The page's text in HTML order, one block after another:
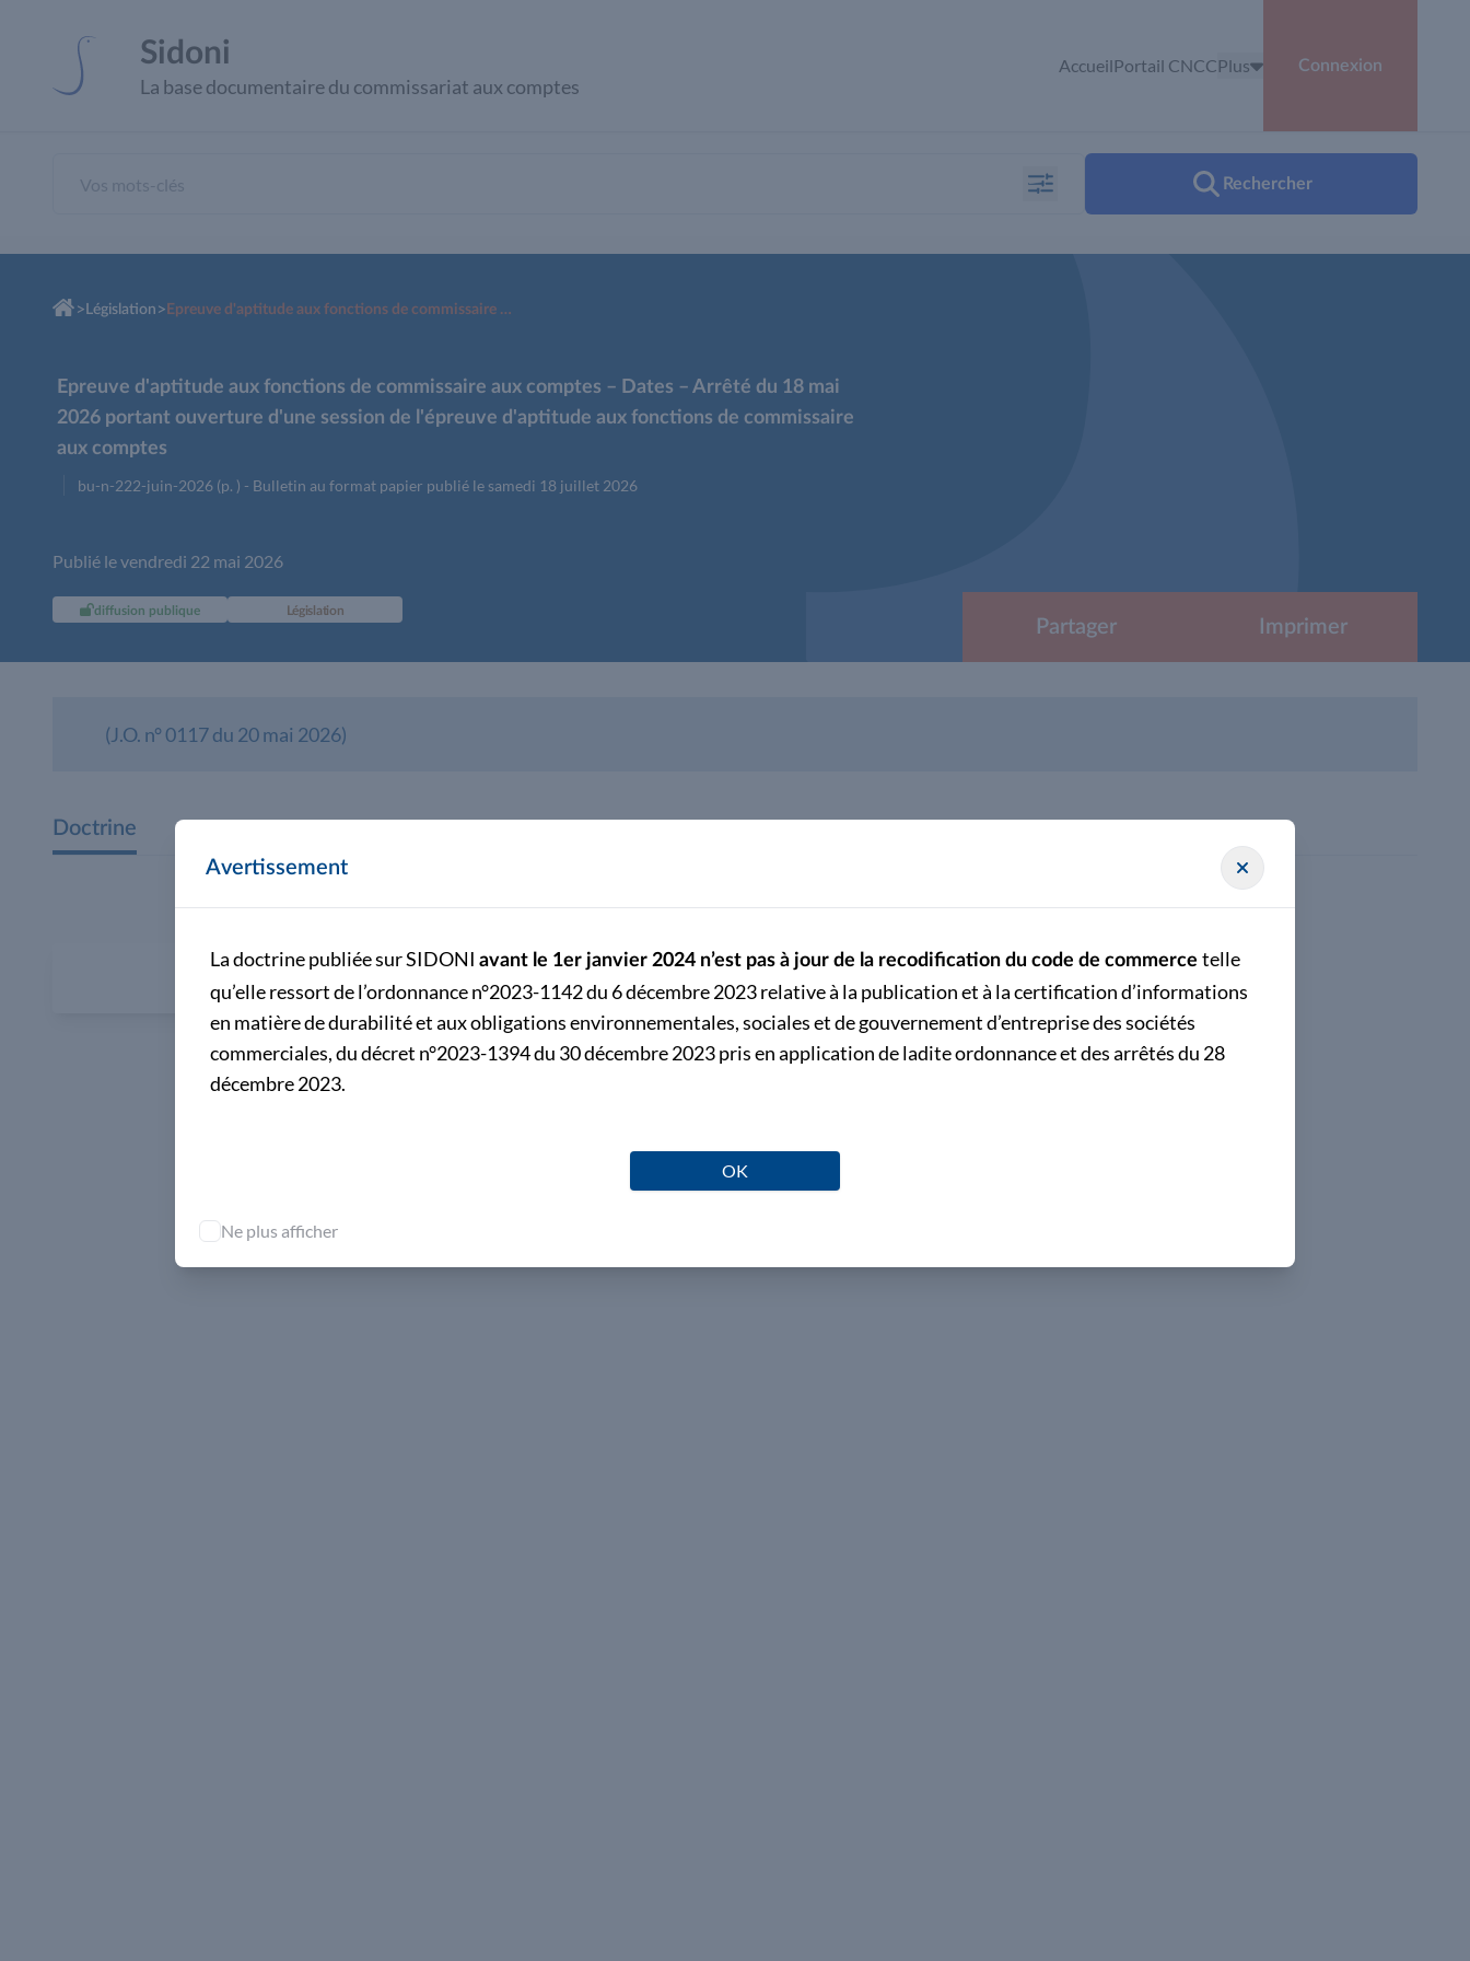
Sidoni
La base documentaire du commissariat aux comptes
AccueilPortail CNCCPlus Connexion
Rechercher
> Législation > Epreuve d'aptitude aux fonctions de commissaire aux comptes – Dates – Arrêté du 18 mai 2026 portant ouverture d'une session de l'épreuve d'aptitude aux fonctions de commissaire aux comptes
Epreuve d'aptitude aux fonctions de commissaire aux comptes – Dates – Arrêté du 18 mai
2026 portant ouverture d'une session de l'épreuve d'aptitude aux fonctions de commissaire
aux comptes
bu-n-222-juin-2026 (p. ) - Bulletin au format papier publié le samedi 18 juillet 2026
Publié le vendredi 22 mai 2026
diffusion publique Législation
Partager Imprimer
(J.O. n° 0117 du 20 mai 2026)
Doctrine
Arrêté 18.05.2026 (date épreuve aptitude fonctions CAC).pdf
(J.O. n° 0117 du 20 mai 2026)
Télécharger.pdf
Avertissement
La doctrine publiée sur SIDONI avant le 1er janvier 2024 n’est pas à jour de la recodification du code de commerce telle
qu’elle ressort de l’ordonnance n°2023-1142 du 6 décembre 2023 relative à la publication et à la certification d’informations
en matière de durabilité et aux obligations environnementales, sociales et de gouvernement d’entreprise des sociétés
commerciales, du décret n°2023-1394 du 30 décembre 2023 pris en application de ladite ordonnance et des arrêtés du 28
décembre 2023.
OK
Ne plus afficher